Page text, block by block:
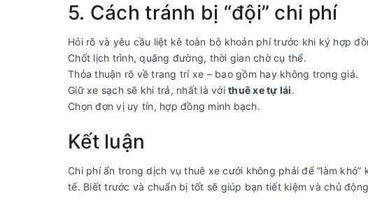
5. Cách tránh bị “đội” chi phí
Hỏi rõ và yêu cầu liệt kê toàn bộ khoản phí trước khi ký hợp
Chốt lịch trình, quãng đường, thời gian chờ cụ thể.
Thỏa thuận rõ về trang trí xe – bao gồm hay không trong giá.
Giữ xe sạch sẽ khi trả, nhất là với thuê xe tự lái.
Chọn đơn vị uy tín, hợp đồng minh bạch.
Kết luận
Chi phí ẩn trong dịch vụ thuê xe cưới không phải để “làm
tế. Biết trước và chuẩn bị tốt sẽ giúp bạn tiết kiệm và chủ